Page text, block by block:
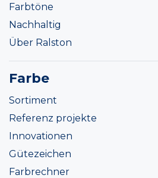
Farbtöne
Nachhaltig
Über Ralston
Farbe
Sortiment
Referenz projekte
Innovationen
Gütezeichen
Farbrechner